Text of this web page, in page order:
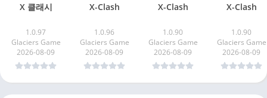
X 클래시
1.0.97
Glaciers Game
2026-08-09
X-Clash
1.0.96
Glaciers Game
2026-08-09
X-Clash
1.0.90
Glaciers Game
2026-08-09
X-Clash
1.0.90
Glaciers Game
2026-08-09